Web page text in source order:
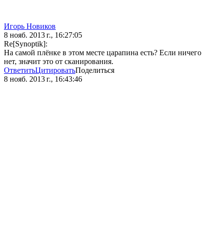
Игорь Новиков
8 нояб. 2013 г., 16:27:05
Re[Synoptik]:
На самой плёнке в этом месте царапина есть? Если ничего
нет, значит это от сканирования.
ОтветитьЦитироватьПоделиться
8 нояб. 2013 г., 16:43:46